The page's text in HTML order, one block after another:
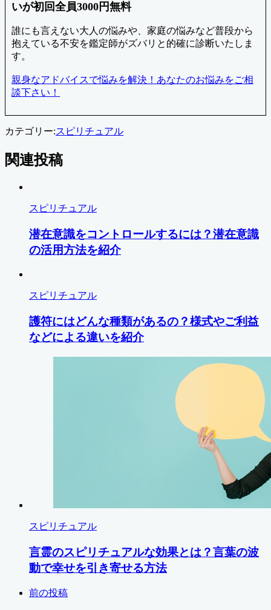
いが初回全員3000円無料
誰にも言えない大人の悩みや、家庭の悩みなど普段から
抱えている不安を鑑定師がズバリと的確に診断いたしま
す。
親身なアドバイスで悩みを解決！あなたのお悩みをご相
談下さい！
カテゴリー:スピリチュアル
関連投稿
スピリチュアル
潜在意識をコントロールするには？潜在意識
の活用方法を紹介
スピリチュアル
護符にはどんな種類があるの？様式やご利益
などによる違いを紹介
スピリチュアル
言霊のスピリチュアルな効果とは？言葉の波
動で幸せを引き寄せる方法
前の投稿